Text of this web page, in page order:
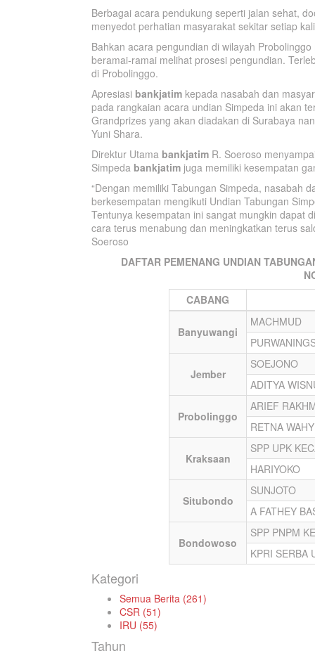
Berbagai acara pendukung seperti jalan sehat,
menyedot perhatian masyarakat sekitar setiap
Bahkan acara pengundian di wilayah
beramai-ramai melihat prosesi pengundian.
di Probolinggo.
Apresiasi bankjatim kepada nasabah dan
pada rangkaian acara undian Simpeda ini akan
Grandprizes yang akan diadakan di Surabaya
Yuni Shara.
Direktur Utama bankjatim R. Soeroso
Simpeda bankjatim juga memiliki kesempatan
“Dengan memiliki Tabungan Simpeda, nasabah
berkesempatan mengikuti Undian Tabungan
Tentunya kesempatan ini sangat mungkin dapat
cara terus menabung dan meningkatkan terus
Soeroso
DAFTAR PEMENANG UNDIAN
CABANG
Banyuwangi
MACHMUD
Jember
SOEJONO
ADITYA
Probolinggo
ARIEF
RETNA
Kraksaan
SPP UPK
HARIYOKO
Situbondo
SUNJOTO
A FATHEY
Bondowoso
SPP PNPM
KPRI SERBA
Kategori
Semua Berita (261)
CSR (51)
IRU (55)
Tahun